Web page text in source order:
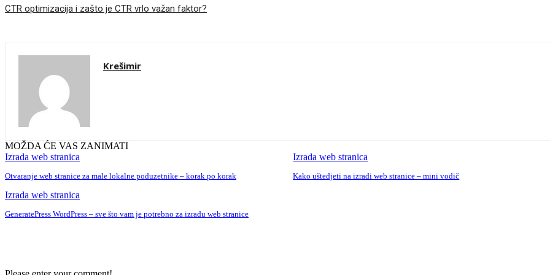
CTR optimizacija i zašto je CTR vrlo važan faktor?
Krešimir
MOŽDA ĆE VAS ZANIMATI
Izrada web stranica
Otvaranje web stranice za male lokalne poduzetnike – korak po korak
Izrada web stranica
Kako uštedjeti na izradi web stranice – mini vodič
Izrada web stranica
GeneratePress WordPress – sve što vam je potrebno za izradu web stranice